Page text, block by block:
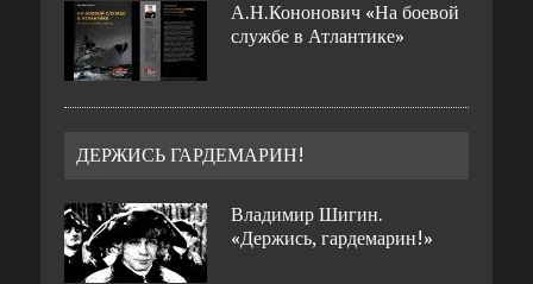
А.Н.Кононович «На боевой
службе в Атлантике»
ДЕРЖИСЬ ГАРДЕМАРИН!
Владимир Шигин.
«Держись, гардемарин!»